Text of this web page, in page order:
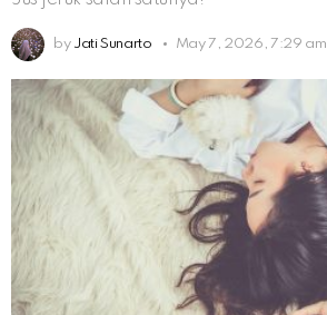
by Jati Sunarto May 7, 2026, 7:29 am